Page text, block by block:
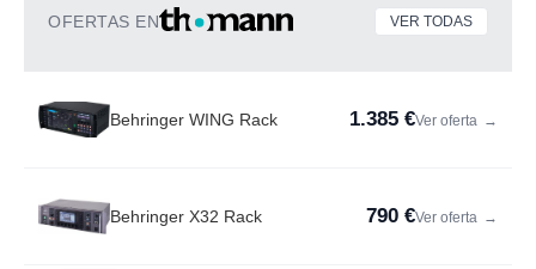
OFERTAS EN VER TODAS
Behringer WING Rack 1.385 €Ver oferta →
Behringer X32 Rack 790 €Ver oferta →